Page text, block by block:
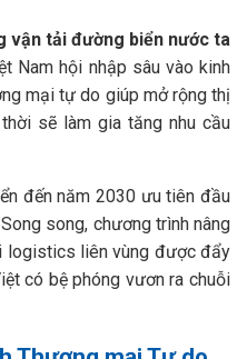
vận tải đường biển nước ta
Nam hội nhập sâu vào kinh
mại tự do giúp mở rộng thị
sẽ làm gia tăng nhu cầu
đến năm 2030 ưu tiên đầu
song, chương trình nâng
logistics liên vùng được đẩy
có bệ phóng vươn ra chuỗi